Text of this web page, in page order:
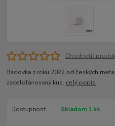
Ohodnotiť
Radovka z roku 2022 od českých
zacelofánovaný kus. celý popis
Dostupnosť Skladom 1 ks